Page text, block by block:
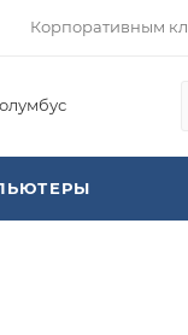
Корпоративным